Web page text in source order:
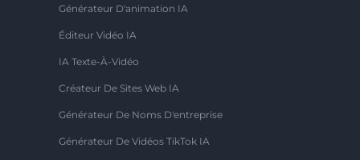
Générateur D'animation IA
Éditeur Vidéo IA
IA Texte-À-Vidéo
Créateur De Sites Web IA
Générateur De Noms D'entreprise
Générateur De Vidéos TikTok IA